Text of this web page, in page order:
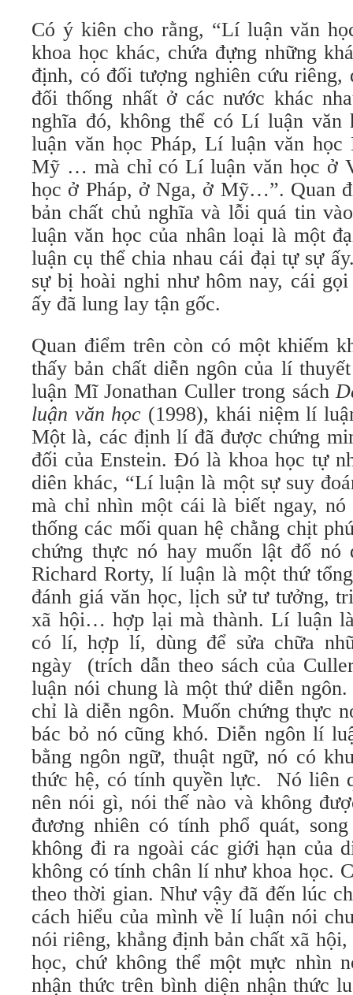
Có ý kiên cho rằng, “Lí luận văn
khoa học khác, chứa đựng những
định, có đối tượng nghiên cứu riêng,
đối thống nhất ở các nước khác
nghĩa đó, không thể có Lí luận
luận văn học Pháp, Lí luận văn
Mỹ … mà chỉ có Lí luận văn học ở
học ở Pháp, ở Nga, ở Mỹ…”. Quan
bản chất chủ nghĩa và lỗi quá tin
luận văn học của nhân loại là một
luận cụ thể chia nhau cái đại tự sự
sự bị hoài nghi như hôm nay, cái
ấy đã lung lay tận gốc.
Quan điểm trên còn có một khiếm
thấy bản chất diễn ngôn của lí
luận Mĩ Jonathan Culler trong sách
luận văn học (1998), khái niệm lí
Một là, các định lí đã được chứng
đối của Enstein. Đó là khoa học tự
diên khác, “Lí luận là một sự suy
mà chỉ nhìn một cái là biết ngay, nó
thống các mối quan hệ chằng chịt
chứng thực nó hay muốn lật đổ nó
Richard Rorty, lí luận là một thứ
đánh giá văn học, lịch sử tư tưởng,
xã hội… hợp lại mà thành. Lí luận
có lí, hợp lí, dùng để sửa chữa
ngày (trích dẫn theo sách của
luận nói chung là một thứ diễn
chỉ là diễn ngôn. Muốn chứng thực
bác bỏ nó cũng khó. Diễn ngôn lí
bằng ngôn ngữ, thuật ngữ, nó có
thức hệ, có tính quyền lực. Nó liên
nên nói gì, nói thế nào và không
đương nhiên có tính phổ quát,
không đi ra ngoài các giới hạn của
không có tính chân lí như khoa học.
theo thời gian. Như vậy đã đến lúc
cách hiểu của mình về lí luận nói
nói riêng, khẳng định bản chất xã
học, chứ không thể một mực nhìn
nhận thức trên bình diện nhận thức